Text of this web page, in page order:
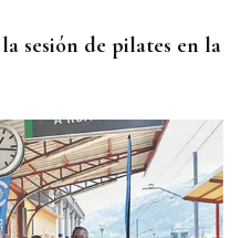
sesión de pilates en la